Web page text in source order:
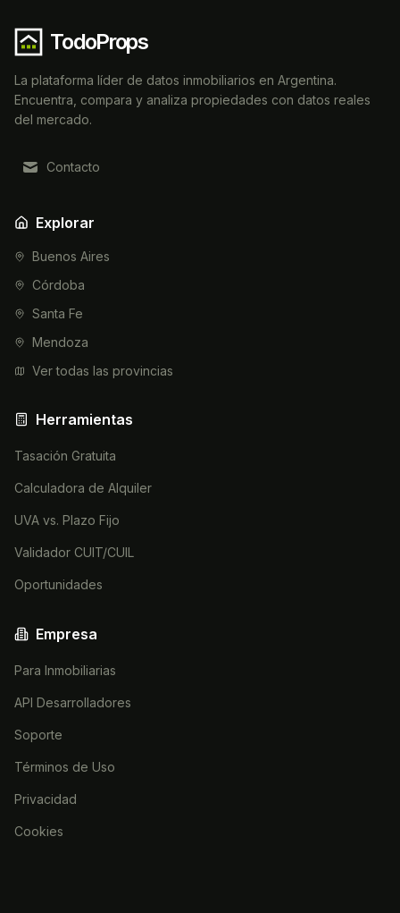
TodoProps
La plataforma líder de datos inmobiliarios en Argentina.
Encuentra, compara y analiza propiedades con datos reales
del mercado.
Contacto
Explorar
Buenos Aires
Córdoba
Santa Fe
Mendoza
Ver todas las provincias
Herramientas
Tasación Gratuita
Calculadora de Alquiler
UVA vs. Plazo Fijo
Validador CUIT/CUIL
Oportunidades
Empresa
Para Inmobiliarias
API Desarrolladores
Soporte
Términos de Uso
Privacidad
Cookies